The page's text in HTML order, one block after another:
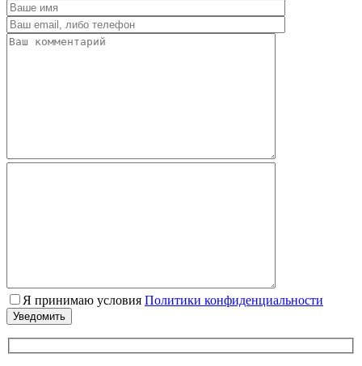
Я принимаю условия Политики конфиденциальности